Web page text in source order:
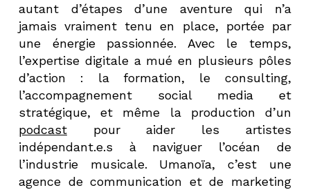
autant d’étapes d’une aventure qui n’a
jamais vraiment tenu en place, portée par
une énergie passionnée. Avec le temps,
l’expertise digitale a mué en plusieurs pôles
d’action : la formation, le consulting,
l’accompagnement social media et
stratégique, et même la production d’un
podcastpour aider les artistes
indépendant.e.s à naviguer l’océan de
l’industrie musicale. Umanoïa, c’est une
agence de communication et de marketing